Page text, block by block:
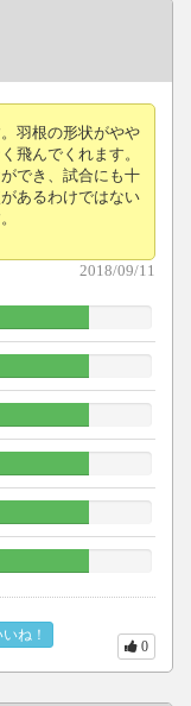
羽根の形状がやや
飛んでくれます。
でき、試合にも十
あるわけではない
2018/09/11
いね！
0